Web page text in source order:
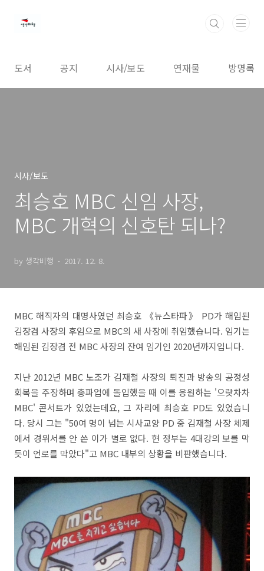
도서 공지 시사/보도 연재물 방명록
시사/보도
최승호 MBC 신임 사장,
MBC 개혁의 신호탄 되나?
by 생각비행 2017. 12. 8.
MBC 해직자의 대명사였던 최승호 《뉴스타파》 PD가 해임된
김장겸 사장의 후임으로 MBC의 새 사장에 취임했습니다. 임기는
해임된 김장겸 전 MBC 사장의 잔여 임기인 2020년까지입니다.
지난 2012년 MBC 노조가 김재철 사장의 퇴진과 방송의 공정성
회복을 주장하며 총파업에 돌입했을 때 이를 응원하는 '으랏차차
MBC' 콘서트가 있었는데요, 그 자리에 최승호 PD도 있었습니
다. 당시 그는 "50여 명이 넘는 시사교양 PD 중 김재철 사장 체제
에서 경위서를 안 쓴 이가 별로 없다. 현 정부는 4대강의 보를 막
듯이 언로를 막았다"고 MBC 내부의 상황을 비판했습니다.